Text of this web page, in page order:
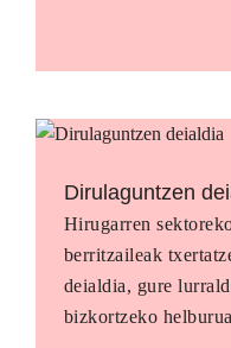
Dirulaguntzen
Hirugarren
berritzaileak
deialdia, gure
bizkortzeko